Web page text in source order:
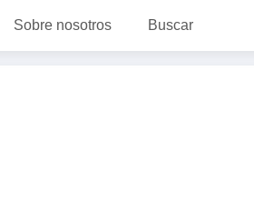
Sobre nosotros Buscar